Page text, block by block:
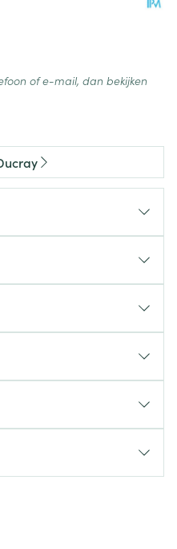
of e-mail, dan bekijken